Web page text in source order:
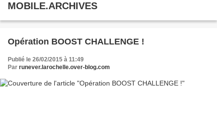
MOBILE.ARCHIVES
Opération BOOST CHALLENGE !
Publié le 26/02/2015 à 11:49
Par runever.larochelle.over-blog.com